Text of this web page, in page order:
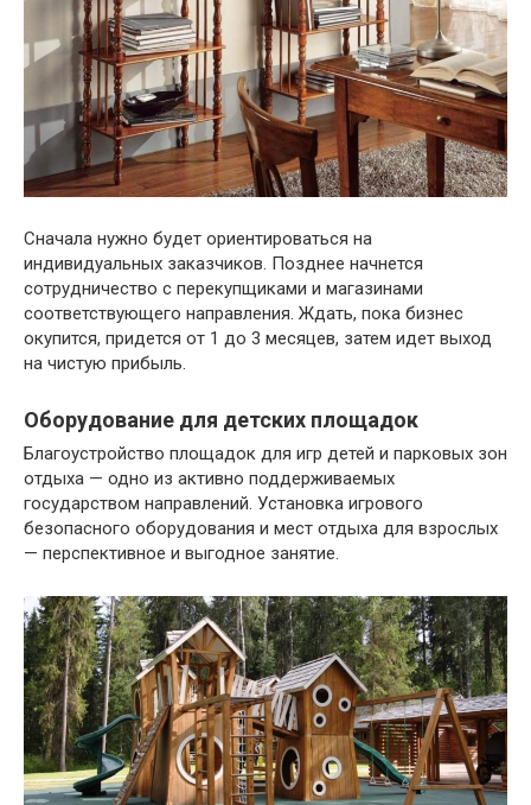
Сначала нужно будет ориентироваться на
индивидуальных заказчиков. Позднее начнется
сотрудничество с перекупщиками и магазинами
соответствующего направления. Ждать, пока бизнес
окупится, придется от 1 до 3 месяцев, затем идет выход
на чистую прибыль.
Оборудование для детских площадок
Благоустройство площадок для игр детей и парковых зон
отдыха — одно из активно поддерживаемых
государством направлений. Установка игрового
безопасного оборудования и мест отдыха для взрослых
— перспективное и выгодное занятие.